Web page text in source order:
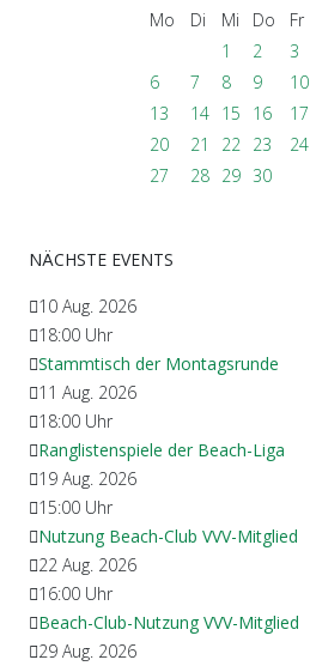
Mo
Di Mi Do Fr
1
2 3
6
7 8 9 10
13
14 15 16 17
20
21 22 23 24
27
28 29 30
NÄCHSTE EVENTS
10 Aug. 2026
18:00 Uhr
Stammtisch der Montagsrunde
11 Aug. 2026
18:00 Uhr
Ranglistenspiele der Beach-Liga
19 Aug. 2026
15:00 Uhr
Nutzung Beach-Club VVV-Mitglied
22 Aug. 2026
16:00 Uhr
Beach-Club-Nutzung VVV-Mitglied
29 Aug. 2026